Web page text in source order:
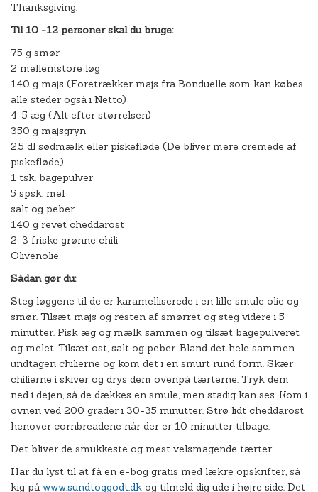
Thanksgiving.
Til 10 -12 personer skal du bruge:
75 g smør
2 mellemstore løg
140 g majs (Foretrækker majs fra Bonduelle som kan købes
alle steder også i Netto)
4-5 æg (Alt efter størrelsen)
350 g majsgryn
2,5 dl sødmælk eller piskefløde (De bliver mere cremede af
piskefløde)
1 tsk. bagepulver
5 spsk. mel
salt og peber
140 g revet cheddarost
2-3 friske grønne chili
Olivenolie
Sådan gør du:
Steg løggene til de er karamelliserede i en lille smule olie og
smør. Tilsæt majs og resten af smørret og steg videre i 5
minutter. Pisk æg og mælk sammen og tilsæt bagepulveret
og melet. Tilsæt ost, salt og peber. Bland det hele sammen
undtagen chilierne og kom det i en smurt rund form. Skær
chilierne i skiver og drys dem ovenpå tærterne. Tryk dem
ned i dejen, så de dækkes en smule, men stadig kan ses. Kom i
ovnen ved 200 grader i 30-35 minutter. Strø lidt cheddarost
henover cornbreadene når der er 10 minutter tilbage.
Det bliver de smukkeste og mest velsmagende tærter.
Har du lyst til at få en e-bog gratis med lækre opskrifter, så
kig på www.sundtoggodt.dk og tilmeld dig ude i højre side. Det